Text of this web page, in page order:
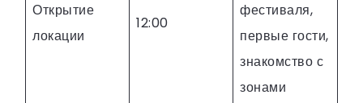
Открытие
локации
12:00
фестиваля,
первые гости,
знакомство с
зонами